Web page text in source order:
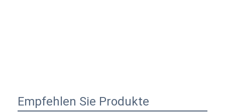
Empfehlen Sie Produkte